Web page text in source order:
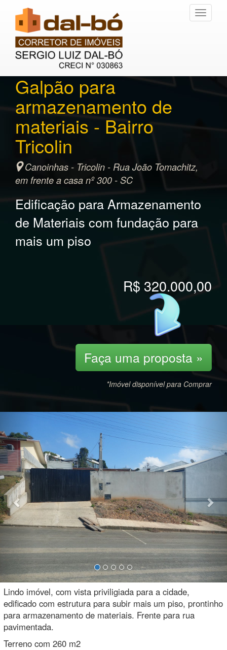
Toggle
Galpão para
armazenamento de
materiais - Bairro
Tricolin
Canoinhas - Tricolin - Rua João Tomachitz,
em frente a casa nº 300 - SC
Edificação para Armazenamento
de Materiais com fundação para
mais um piso
R$ 320.000,00
Faça uma proposta »
*Imóvel disponível para Comprar
Previous
Lindo imóvel, com vista priviligiada para a cidade,
edificado com estrutura para subir mais um piso, prontinho
para armazenamento de materiais. Frente para rua
pavimentada.
Terreno com 260 m2